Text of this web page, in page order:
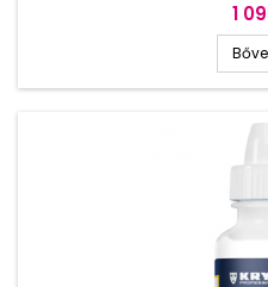
Ár
1